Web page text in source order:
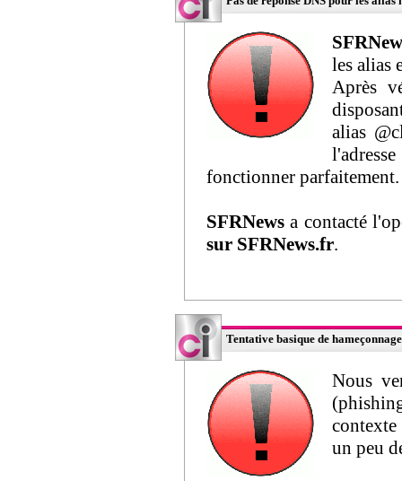
les alias
Après
alias
fonctionner parfaitement.
SFRNews a contacté
sur SFRNews.fr.
Tentative basique de
Nous
un peu